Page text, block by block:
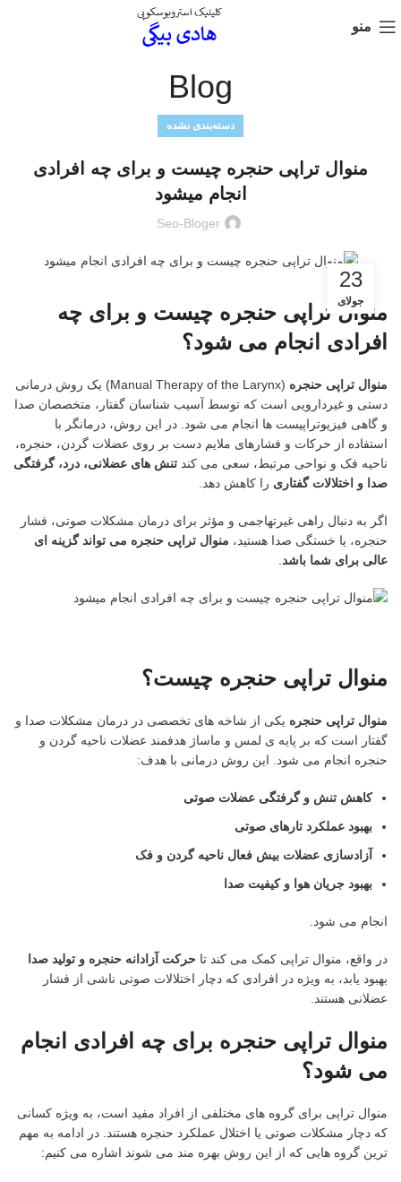
منو
Blog
دسته‌بندی نشده
منوال تراپی حنجره چیست و برای چه افرادی
انجام میشود
Seo-Bloger
23
جولای
منوال تراپی حنجره چیست و برای چه
افرادی انجام می شود؟
منوال تراپی حنجره
(Manual Therapy of the Larynx) یک روش درمانی
دستی و غیردارویی است که توسط آسیب شناسان گفتار، متخصصان صدا
و گاهی فیزیوتراپیست ها انجام می شود. در این روش، درمانگر با
استفاده از حرکات و فشارهای ملایم دست بر روی عضلات گردن، حنجره،
ناحیه فک و نواحی مرتبط، سعی می کند تنش های عضلانی، درد، گرفتگی
صدا و اختلالات گفتاری را کاهش دهد.
اگر به دنبال راهی غیرتهاجمی و مؤثر برای درمان مشکلات صوتی، فشار
حنجره، یا خستگی صدا هستید، منوال تراپی حنجره می تواند گزینه ای
عالی برای شما باشد.
منوال تراپی حنجره چیست؟
منوال تراپی حنجره یکی از شاخه های تخصصی در درمان مشکلات صدا و
گفتار است که بر پایه ی لمس و ماساژ هدفمند عضلات ناحیه گردن و
حنجره انجام می شود. این روش درمانی با هدف:
کاهش تنش و گرفتگی عضلات صوتی
بهبود عملکرد تارهای صوتی
آزادسازی عضلات بیش فعال ناحیه گردن و فک
بهبود جریان هوا و کیفیت صدا
انجام می شود.
در واقع، منوال تراپی کمک می کند تا حرکت آزادانه حنجره و تولید صدا
بهبود یابد، به ویژه در افرادی که دچار اختلالات صوتی ناشی از فشار
عضلانی هستند.
منوال تراپی حنجره برای چه افرادی انجام
می شود؟
منوال تراپی برای گروه های مختلفی از افراد مفید است، به ویژه کسانی
که دچار مشکلات صوتی یا اختلال عملکرد حنجره هستند. در ادامه به مهم
ترین گروه هایی که از این روش بهره مند می شوند اشاره می کنیم: